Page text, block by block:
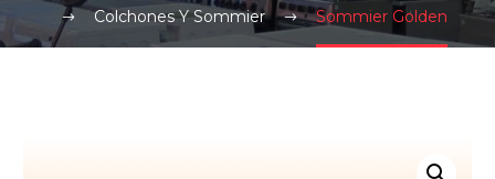
Colchones Y Sommier
Sommier Golden